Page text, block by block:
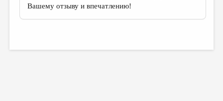
Вашему отзыву и впечатлению!